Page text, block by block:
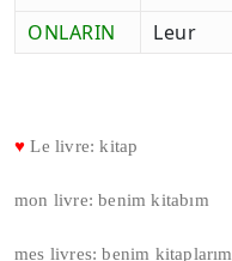
ONLARIN
Leur
♥ Le livre: kitap
mon livre: benim kitabım
mes livres: benim kitaplarım